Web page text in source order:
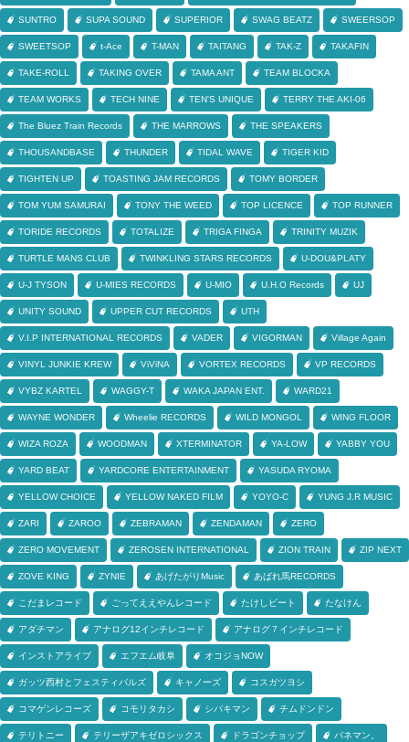
SUNTRO SUPA SOUND SUPERIOR SWAG BEATZ SWEERSOP
SWEETSOP t-Ace T-MAN TAITANG TAK-Z TAKAFIN
TAKE-ROLL TAKING OVER TAMA ANT TEAM BLOCKA
TEAM WORKS TECH NINE TEN'S UNIQUE TERRY THE AKI-06
The Bluez Train Records THE MARROWS THE SPEAKERS
THOUSANDBASE THUNDER TIDAL WAVE TIGER KID
TIGHTEN UP TOASTING JAM RECORDS TOMY BORDER
TOM YUM SAMURAI TONY THE WEED TOP LICENCE TOP RUNNER
TORIDE RECORDS TOTALIZE TRIGA FINGA TRINITY MUZIK
TURTLE MANS CLUB TWINKLING STARS RECORDS U-DOU&PLATY
U-J TYSON U-MIES RECORDS U-MIO U.H.O Records UJ
UNITY SOUND UPPER CUT RECORDS UTH
V.I.P INTERNATIONAL RECORDS VADER VIGORMAN Village Again
VINYL JUNKIE KREW ViViNA VORTEX RECORDS VP RECORDS
VYBZ KARTEL WAGGY-T WAKA JAPAN ENT. WARD21
WAYNE WONDER Wheelie RECORDS WILD MONGOL WING FLOOR
WIZA ROZA WOODMAN XTERMINATOR YA-LOW YABBY YOU
YARD BEAT YARDCORE ENTERTAINMENT YASUDA RYOMA
YELLOW CHOICE YELLOW NAKED FILM YOYO-C YUNG J.R MUSIC
ZARI ZAROO ZEBRAMAN ZENDAMAN ZERO
ZERO MOVEMENT ZEROSEN INTERNATIONAL ZION TRAIN ZIP NEXT
ZOVE KING ZYNIE あげたがりMusic あばれ馬RECORDS
こだまレコード ごってええやんレコード たけしビート たなけん
アダチマン アナログ12インチレコード アナログ７インチレコード
インストアライブ エフエム岐阜 オコジョNOW
ガッツ西村とフェスティバルズ キャノーズ コスガツヨシ
コマゲンレコーズ コモリタカシ シバキマン チムドンドン
テリトニー テリーザアキゼロシックス ドラゴンチョップ バネマン。